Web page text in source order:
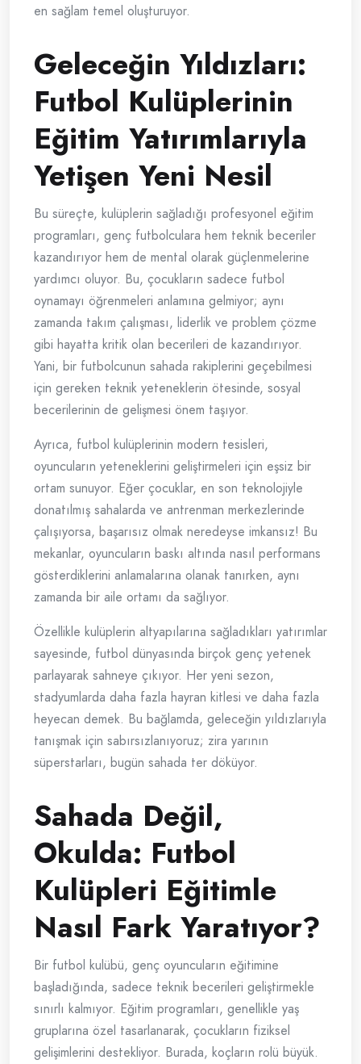
en sağlam temel oluşturuyor.
Geleceğin Yıldızları:
Futbol Kulüplerinin
Eğitim Yatırımlarıyla
Yetişen Yeni Nesil
Bu süreçte, kulüplerin sağladığı profesyonel eğitim
programları, genç futbolculara hem teknik beceriler
kazandırıyor hem de mental olarak güçlenmelerine
yardımcı oluyor. Bu, çocukların sadece futbol
oynamayı öğrenmeleri anlamına gelmiyor; aynı
zamanda takım çalışması, liderlik ve problem çözme
gibi hayatta kritik olan becerileri de kazandırıyor.
Yani, bir futbolcunun sahada rakiplerini geçebilmesi
için gereken teknik yeteneklerin ötesinde, sosyal
becerilerinin de gelişmesi önem taşıyor.
Ayrıca, futbol kulüplerinin modern tesisleri,
oyuncuların yeteneklerini geliştirmeleri için eşsiz bir
ortam sunuyor. Eğer çocuklar, en son teknolojiyle
donatılmış sahalarda ve antrenman merkezlerinde
çalışıyorsa, başarısız olmak neredeyse imkansız! Bu
mekanlar, oyuncuların baskı altında nasıl performans
gösterdiklerini anlamalarına olanak tanırken, aynı
zamanda bir aile ortamı da sağlıyor.
Özellikle kulüplerin altyapılarına sağladıkları yatırımlar
sayesinde, futbol dünyasında birçok genç yetenek
parlayarak sahneye çıkıyor. Her yeni sezon,
stadyumlarda daha fazla hayran kitlesi ve daha fazla
heyecan demek. Bu bağlamda, geleceğin yıldızlarıyla
tanışmak için sabırsızlanıyoruz; zira yarının
süperstarları, bugün sahada ter döküyor.
Sahada Değil,
Okulda: Futbol
Kulüpleri Eğitimle
Nasıl Fark Yaratıyor?
Bir futbol kulübü, genç oyuncuların eğitimine
başladığında, sadece teknik becerileri geliştirmekle
sınırlı kalmıyor. Eğitim programları, genellikle yaş
gruplarına özel tasarlanarak, çocukların fiziksel
gelişimlerini destekliyor. Burada, koçların rolü büyük.